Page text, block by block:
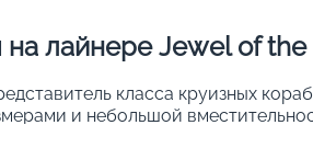
лайнере Jewel of the
класса круизных
и небольшой